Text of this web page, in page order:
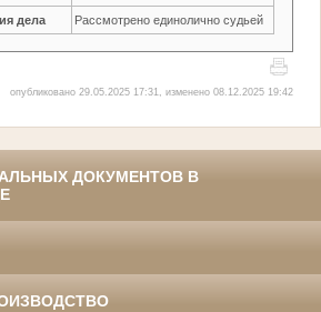
дела Рассмотрено единолично судьей
опубликовано 29.05.2025 17:31, изменено 08.12.2025 19:42
ДОКУМЕНТОВ В